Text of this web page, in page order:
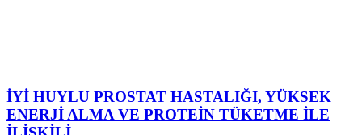
İYİ HUYLU PROSTAT HASTALIĞI, YÜKSEK
ENERJİ ALMA VE PROTEİN TÜKETME İLE